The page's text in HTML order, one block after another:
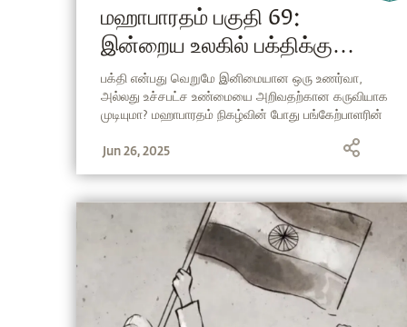
மஹாபாரதம் பகுதி 69:
இன்றைய உலகில் பக்திக்கு
இன்னும் இடம் இருக்கிறதா?
பக்தி என்பது வெறுமே இனிமையான ஒரு உணர்வா,
அல்லது உச்சபட்ச உண்மையை அறிவதற்கான கருவியாக
முடியுமா? மஹாபாரதம் நிகழ்வின் போது பங்கேற்பாளரின்
ஆற்றல் மற்றும் பக்தியை உச்சபட்ச வேட்கையாக
Jun 26, 2025